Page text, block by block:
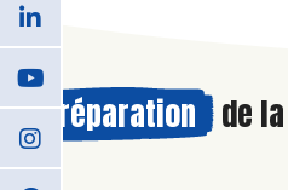
Préparation de la